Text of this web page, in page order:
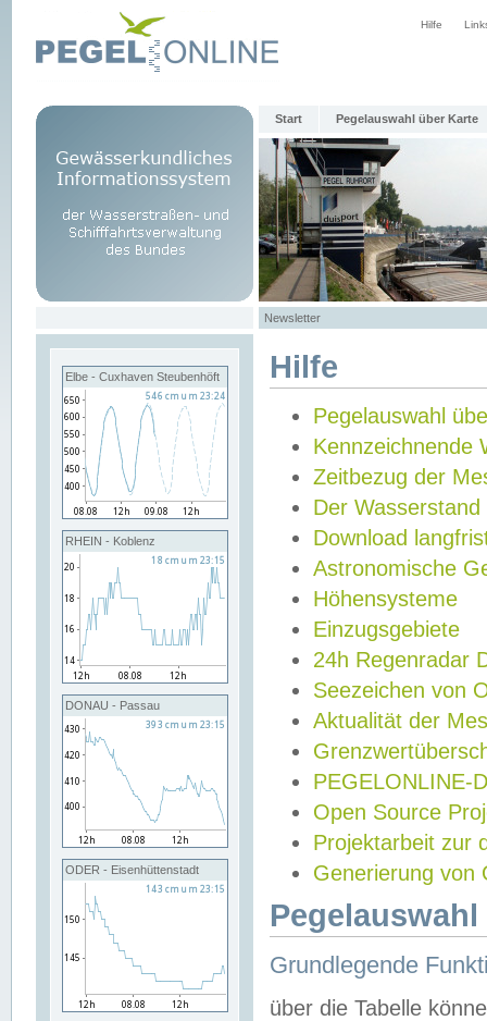
Hilfe
Start Pegelauswahl über Karte
Newsletter
Elbe - Cuxhaven Steubenhöft
RHEIN - Koblenz
DONAU - Passau
ODER - Eisenhüttenstadt
Hilfe
Pegelauswahl
Kennzeichnende
Zeitbezug der
Der Wasserstand
Download
Astronomische
Höhensysteme
Einzugsgebiete
24h Regenradar
Seezeichen von
Aktualität der
PEGELONLINE-
Open Source
Projektarbeit zur
Generierung von
Grundlegende
über die Tabelle